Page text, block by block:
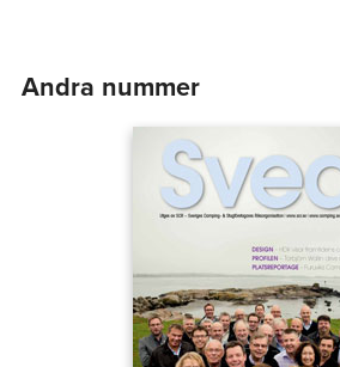
Andra nummer